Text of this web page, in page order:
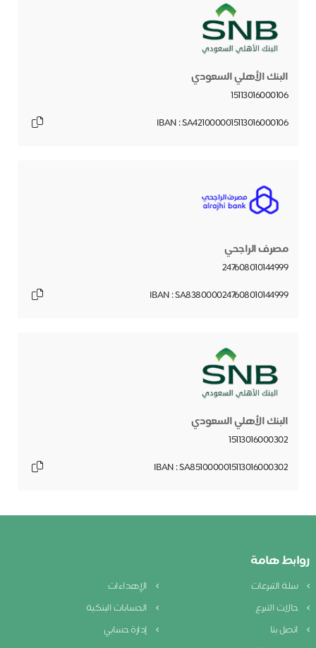
البنك الأهلي السعودي
15113016000106
IBAN : SA4210000015113016000106
مصرف الراجحي
247608010144999
IBAN : SA8380000247608010144999
البنك الأهلي السعودي
15113016000302
IBAN : SA8510000015113016000302
روابط هامة
سلة التبرعات
الإهداءات
حالات التبرع
الحسابات البنكية
اتصل بنا
إدارة حسابي